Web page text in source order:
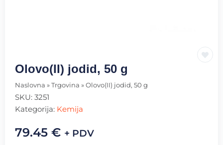
Olovo(II) jodid, 50 g
Naslovna » Trgovina » Olovo(II) jodid, 50 g
SKU: 3251
Kategorija: Kemija
79.45 € + PDV